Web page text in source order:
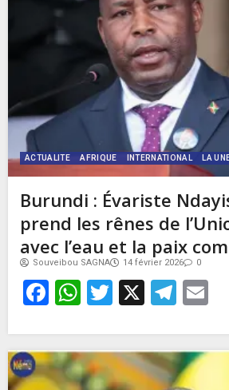
ACTUALITE AFRIQUE INTERNATIONAL LA
Burundi : Évariste
prend les rênes de
avec l’eau et la paix
Souveibou SAGNA 14 février 2026 0
Facebook
WhatsApp
Twitter
X